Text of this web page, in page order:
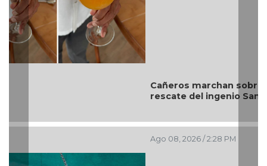
Cañeros marchan sobre la federal 180 para exigir
rescate del ingenio San Pedro